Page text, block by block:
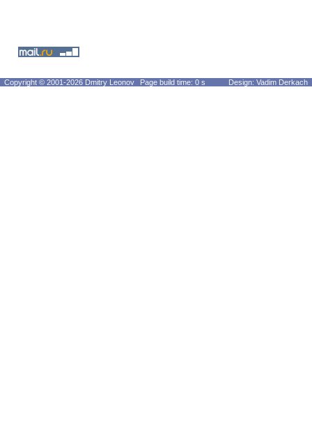
Copyright © 2001-2026 Dmitry Leonov Page build time: 0 s Design: Vadim Derkach